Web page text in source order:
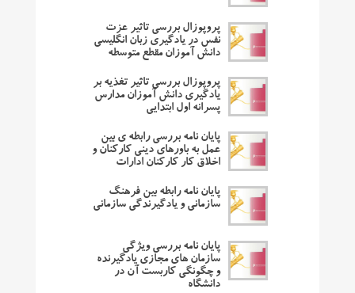
پروپوزال بررسی تاثیر عزت
نفس در یادگیری زبان انگلیسی
دانش آموزان مقطع متوسطه
پروپوزال بررسی تاثیر تغذیه بر
یادگیری دانش آموزان مدارس
پسرانه اول ابتدایی
پایان نامه بررسی رابطه ی بین
عمل به باورهای دینی کارکنان و
اخلاق کار کارکنان ادارات
پایان نامه رابطه بین فرهنگ
سازمانی و یادگیرندگی سازمانی
پایان نامه بررسی ویژگی
سازمان های مجازی یادگیرنده
و چگونگی کاربست آن در
دانشگاه